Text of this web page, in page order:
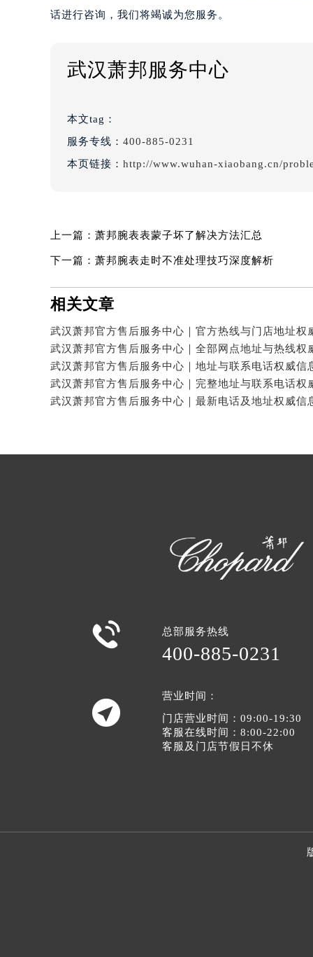
话进行咨询，我们将竭诚为您服务。
武汉萧邦服务中心
本文tag：
服务专线： 400-885-0231
本页链接： http://www.wuhan-xiaobang.cn/
上一篇： 萧邦腕表表蒙子坏了解决方法汇总
下一篇： 萧邦腕表走时不准处理技巧深度解析
相关文章
 总部服务热线
400-885-0231

营业时间：
门店营业时间：09:00-19:30
客服在线时间：8:00-22:00
客服及门店节假日不休